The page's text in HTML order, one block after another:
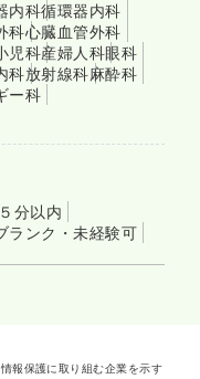
内科循環器内科
科心臓血管外科
児科産婦人科眼科
科放射線科麻酔科
ー科
分以内
ランク・未経験可
報保護に取り組む企業を示す